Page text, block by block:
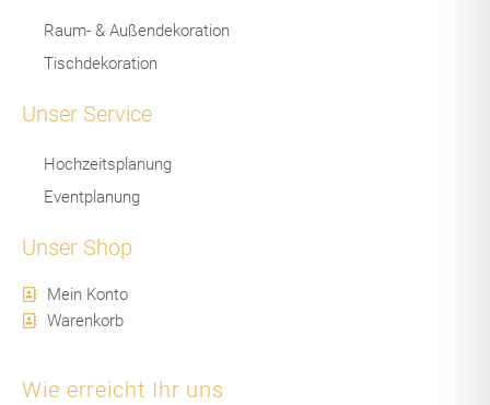
Raum- & Außendekoration
Tischdekoration
Unser Service
Hochzeitsplanung
Eventplanung
Unser Shop
Mein Konto
Warenkorb
Wie erreicht Ihr uns